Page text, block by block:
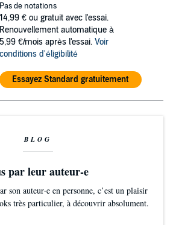
Pas de notations
14,99 € ou gratuit avec l'essai.
Renouvellement automatique à
5,99 €/mois après l'essai. Voir
conditions d'éligibilité
Essayez Standard gratuitement
BLOG
par leur auteur-e
son auteur·e en personne, c’est un plaisir
très particulier, à découvrir absolument.